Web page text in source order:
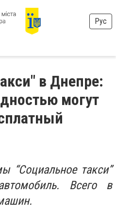
Рус
в Днепре:
могут
“Социальное такси”
Всего в